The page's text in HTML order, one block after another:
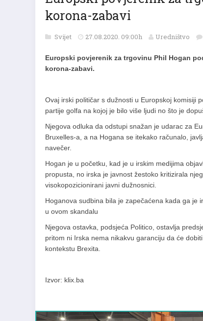
korona-zabavi
Svijet 27.08.2020. 09:00h Uredništvo
Europski povjerenik za trgovinu Phil Hogan
korona-zabavi.
Ovaj irski političar s dužnosti u Europskoj komisiji
partije golfa na kojoj je bilo više ljudi no što je
Njegova odluka da odstupi snažan je udarac za
Bruxelles-a, a na Hogana se itekako računalo,
navečer.
Hogan je u početku, kad je u irskim medijima
propusta, no irska je javnost žestoko kritizirala
visokopozicionirani javni dužnosnici.
Hoganova sudbina bila je zapečaćena kada ga je
u ovom skandalu
Njegova ostavka, podsjeća Politico, ostavlja
pritom ni Irska nema nikakvu garanciju da će
kontekstu Brexita.
Izvor: klix.ba